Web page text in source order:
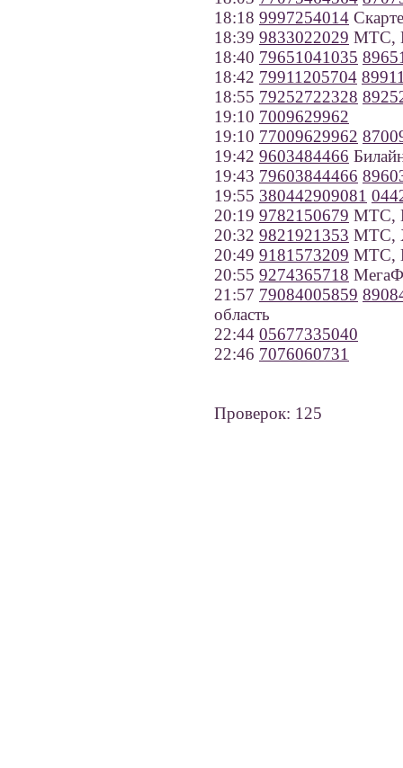
18:18 9997254014
18:39 9833022029 МТС,
18:40 79651041035
18:42 79911205704
18:55 79252722328
19:10 7009629962
19:10 77009629962
19:42 9603484466
19:43 79603844466
19:55 380442909081
20:19 9782150679 МТС,
20:32 9821921353 МТС,
20:49 9181573209 МТС,
20:55 9274365718
21:57 79084005859
область
22:44 05677335040
22:46 7076060731
Проверок: 125